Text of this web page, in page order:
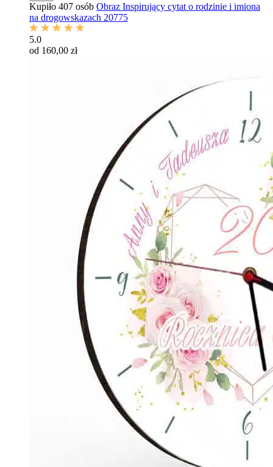
Kupiło 407 osób Obraz Inspirujący cytat o rodzinie i imiona
na drogowskazach 20775
5.0
od 160,00 zł